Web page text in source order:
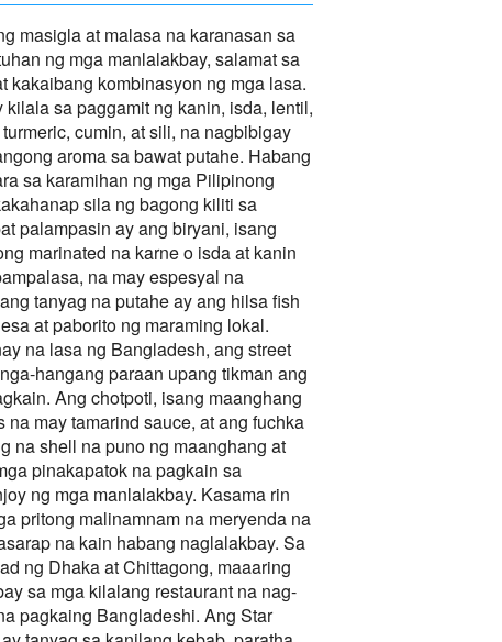
masigla at malasa na karanasan sa
ng mga manlalakbay, salamat sa
kakaibang kombinasyon ng mga lasa.
sa paggamit ng kanin, isda, lentil,
cumin, at sili, na nagbibigay
aroma sa bawat putahe. Habang
sa karamihan ng mga Pilipinong
sila ng bagong kiliti sa
palampasin ay ang biryani, isang
marinated na karne o isda at kanin
na may espesyal na
tanyag na putahe ay ang hilsa fish
at paborito ng maraming lokal.
na lasa ng Bangladesh, ang street
hangang paraan upang tikman ang
Ang chotpoti, isang maanghang
may tamarind sauce, at ang fuchka
na shell na puno ng maanghang at
pinakapatok na pagkain sa
ng mga manlalakbay. Kasama rin
pritong malinamnam na meryenda na
na kain habang naglalakbay. Sa
ng Dhaka at Chittagong, maaaring
sa mga kilalang restaurant na nag-
pagkaing Bangladeshi. Ang Star